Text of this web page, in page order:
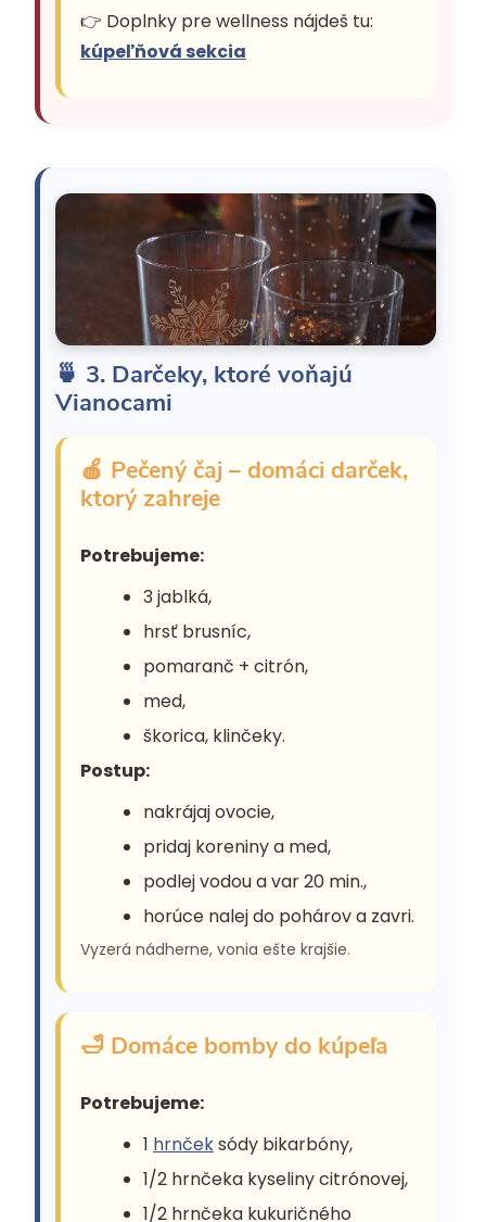
👉 Doplnky pre wellness nájdeš tu:
kúpeľňová sekcia
🍵 3. Darčeky, ktoré voňajú
Vianocami
🍎 Pečený čaj – domáci darček,
ktorý zahreje
Potrebujeme:
3 jablká,
hrsť brusníc,
pomaranč + citrón,
med,
škorica, klinčeky.
Postup:
nakrájaj ovocie,
pridaj koreniny a med,
podlej vodou a var 20 min.,
horúce nalej do pohárov a zavri.
Vyzerá nádherne, vonia ešte krajšie.
🛁 Domáce bomby do kúpeľa
Potrebujeme:
1 hrnčeksódy bikarbóny,
1/2 hrnčeka kyseliny citrónovej,
1/2 hrnčeka kukuričného